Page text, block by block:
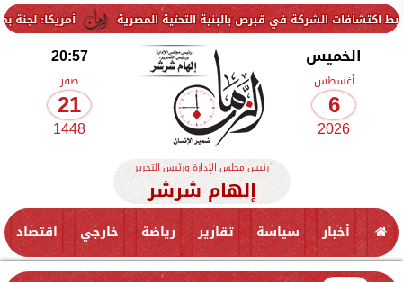
أمريكا: لجنة بمجلس الشركة في قبرص بالبنية التحتية المصرية
الخميس
أغسطس
6
2026
20:57
صفر
21
1448
رئيس مجلس الإدارة ورئيس التحرير
إلهام شرشر
أخبار سياسة تقارير رياضة خارجي اقتصاد